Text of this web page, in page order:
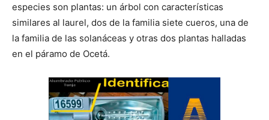
especies son plantas: un árbol con características
similares al laurel, dos de la familia siete cueros, una de
la familia de las solanáceas y otras dos plantas halladas
en el páramo de Ocetá.